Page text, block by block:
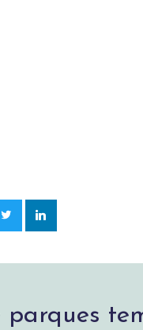
parques